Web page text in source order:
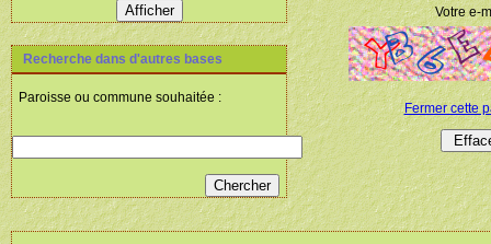
Recherche dans d'autres bases
Paroisse ou commune souhaitée :
Votre e-
Fermer cette